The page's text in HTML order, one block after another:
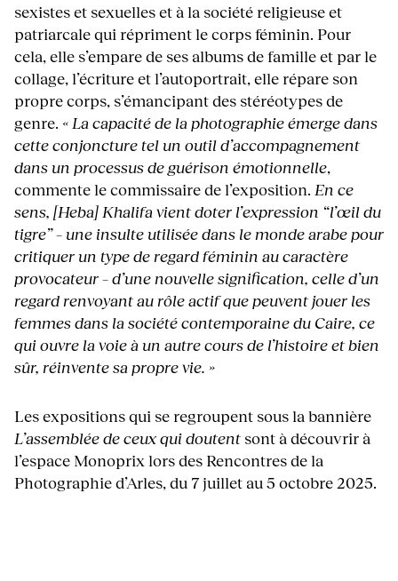
sexistes et sexuelles et à la société religieuse et
patriarcale qui répriment le corps féminin. Pour
cela, elle s’empare de ses albums de famille et par le
collage, l’écriture et l’autoportrait, elle répare son
propre corps, s’émancipant des stéréotypes de
genre. « La capacité de la photographie émerge dans
cette conjoncture tel un outil d’accompagnement
dans un processus de guérison émotionnelle,
commente le commissaire de l’exposition. En ce
sens, [Heba] Khalifa vient doter l’expression “l’œil du
tigre” – une insulte utilisée dans le monde arabe pour
critiquer un type de regard féminin au caractère
provocateur – d’une nouvelle signification, celle d’un
regard renvoyant au rôle actif que peuvent jouer les
femmes dans la société contemporaine du Caire, ce
qui ouvre la voie à un autre cours de l’histoire et bien
sûr, réinvente sa propre vie. »
Les expositions qui se regroupent sous la bannière
L’assemblée de ceux qui doutent sont à découvrir à
l’espace Monoprix lors des Rencontres de la
Photographie d’Arles, du 7 juillet au 5 octobre 2025.